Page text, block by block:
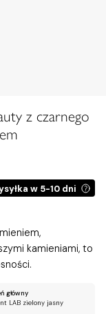
z czarnego
w 5-10 dni
kamieniami, to
główny
LAB zielony jasny